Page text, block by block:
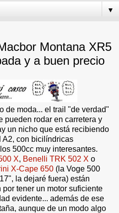
▼
Montana XR5
y a buen precio
de moda... el trail "de verdad"
pueden rodar en carretera y
un nicho que está recibiendo
A2, con bicilíndricas
500cc muy interesantes.
X, Benelli TRK 502 X o
X-Cape 650 (la Voge 500
la dejaré fuera) están
por tener un motor suficiente
evidente... además de ese
aunque de un modo algo